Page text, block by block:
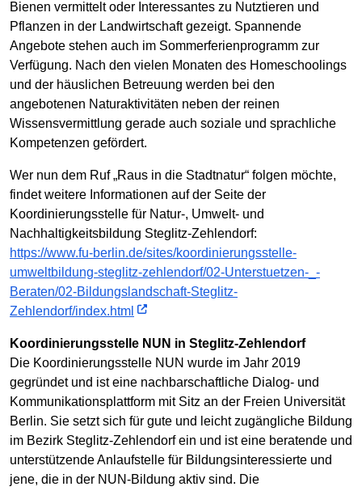
Bienen vermittelt oder Interessantes zu Nutztieren und
Pflanzen in der Landwirtschaft gezeigt. Spannende
Angebote stehen auch im Sommerferienprogramm zur
Verfügung. Nach den vielen Monaten des Homeschoolings
und der häuslichen Betreuung werden bei den
angebotenen Naturaktivitäten neben der reinen
Wissensvermittlung gerade auch soziale und sprachliche
Kompetenzen gefördert.
Wer nun dem Ruf „Raus in die Stadtnatur“ folgen möchte,
findet weitere Informationen auf der Seite der
Koordinierungsstelle für Natur-, Umwelt- und
Nachhaltigkeitsbildung Steglitz-Zehlendorf:
https://www.fu-berlin.de/sites/koordinierungsstelle-
umweltbildung-steglitz-zehlendorf/02-Unterstuetzen-_-
Beraten/02-Bildungslandschaft-Steglitz-
Zehlendorf/index.html
Koordinierungsstelle NUN in Steglitz-Zehlendorf
Die Koordinierungsstelle NUN wurde im Jahr 2019
gegründet und ist eine nachbarschaftliche Dialog- und
Kommunikationsplattform mit Sitz an der Freien Universität
Berlin. Sie setzt sich für gute und leicht zugängliche Bildung
im Bezirk Steglitz-Zehlendorf ein und ist eine beratende und
unterstützende Anlaufstelle für Bildungsinteressierte und
jene, die in der NUN-Bildung aktiv sind. Die